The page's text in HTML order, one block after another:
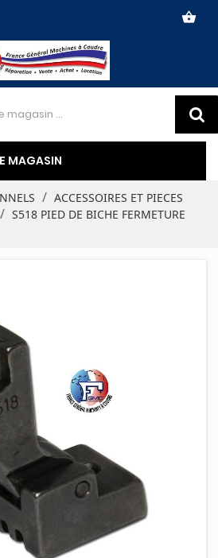
shopping_basket
MAGASIN
ACCESSOIRES ET PIECES
S518 PIED DE BICHE FERMETURE